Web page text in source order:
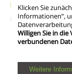
Beratungsstelle
Klostergraben 16,
Klicken Sie
Informationen“,
Willigen Sie in
verbundenen
Weitere